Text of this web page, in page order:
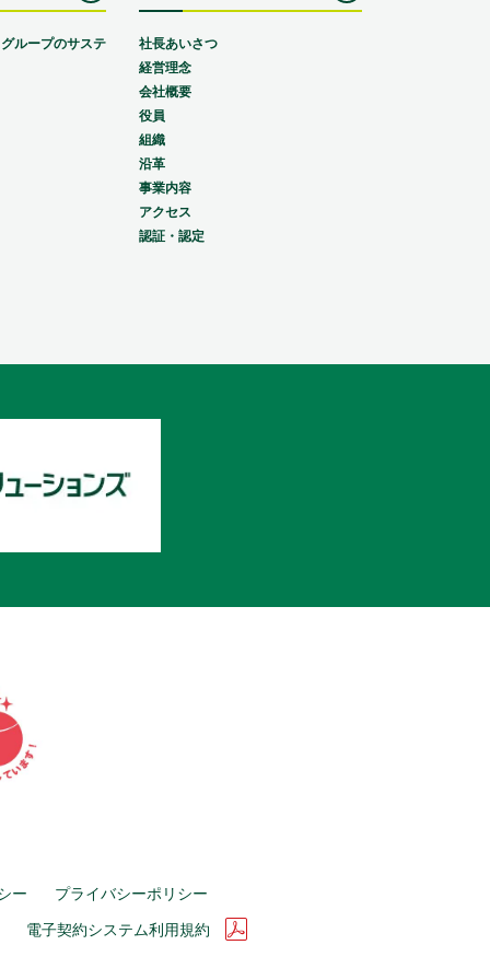
ループのサステ
社長あいさつ
経営理念
会社概要
役員
組織
沿革
事業内容
アクセス
認証・認定
ー
プライバシーポリシー
電子契約システム利用規約